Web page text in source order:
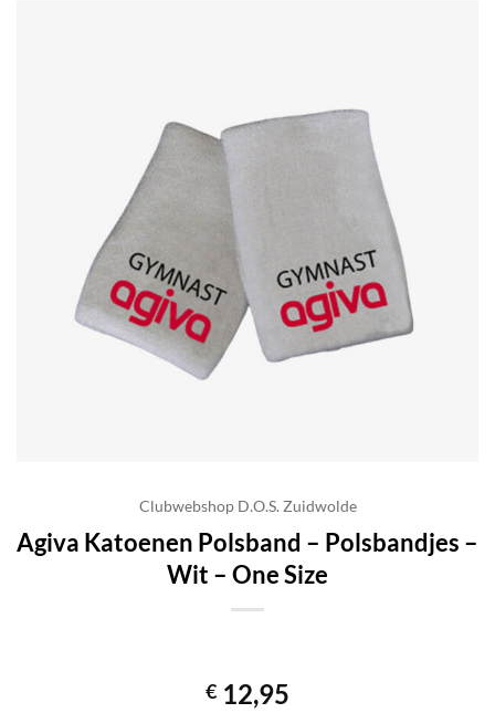
Clubwebshop D.O.S. Zuidwolde
Agiva Katoenen Polsband – Polsbandjes –
Wit – One Size
€ 12,95